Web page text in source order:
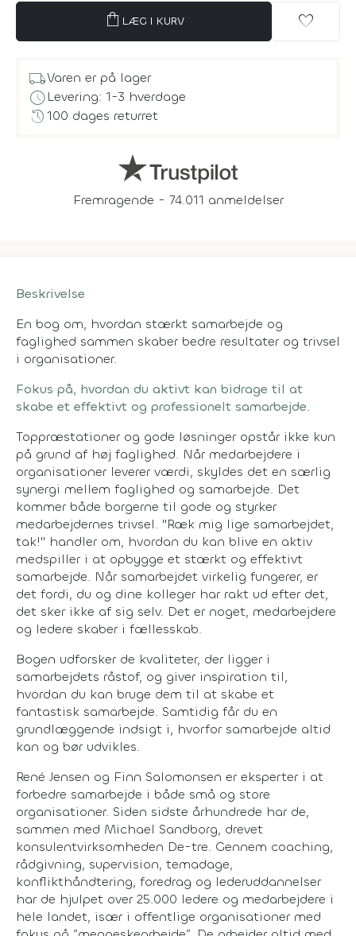
shopping_bag LÆG I KURV favorite
local_shippingVaren er på lager
scheduleLevering: 1-3 hverdage
history100 dages returret
Fremragende - 74.011 anmeldelser
Beskrivelse
En bog om, hvordan stærkt samarbejde og
faglighed sammen skaber bedre resultater og trivsel
i organisationer.
Fokus på, hvordan du aktivt kan bidrage til at
skabe et effektivt og professionelt samarbejde.
Toppræstationer og gode løsninger opstår ikke kun
på grund af høj faglighed. Når medarbejdere i
organisationer leverer værdi, skyldes det en særlig
synergi mellem faglighed og samarbejde. Det
kommer både borgerne til gode og styrker
medarbejdernes trivsel. "Ræk mig lige samarbejdet,
tak!" handler om, hvordan du kan blive en aktiv
medspiller i at opbygge et stærkt og effektivt
samarbejde. Når samarbejdet virkelig fungerer, er
det fordi, du og dine kolleger har rakt ud efter det,
det sker ikke af sig selv. Det er noget, medarbejdere
og ledere skaber i fællesskab.
Bogen udforsker de kvaliteter, der ligger i
samarbejdets råstof, og giver inspiration til,
hvordan du kan bruge dem til at skabe et
fantastisk samarbejde. Samtidig får du en
grundlæggende indsigt i, hvorfor samarbejde altid
kan og bør udvikles.
René Jensen og Finn Salomonsen er eksperter i at
forbedre samarbejde i både små og store
organisationer. Siden sidste århundrede har de,
sammen med Michael Sandborg, drevet
konsulentvirksomheden De-tre. Gennem coaching,
rådgivning, supervision, temadage,
konflikthåndtering, foredrag og lederuddannelser
har de hjulpet over 25.000 ledere og medarbejdere i
hele landet, især i offentlige organisationer med